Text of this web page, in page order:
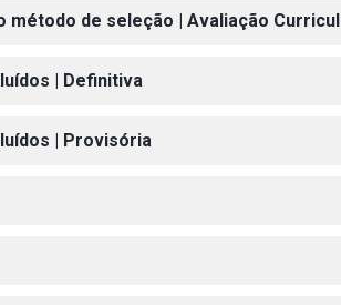
método de seleção | Avaliação
| Definitiva
| Provisória